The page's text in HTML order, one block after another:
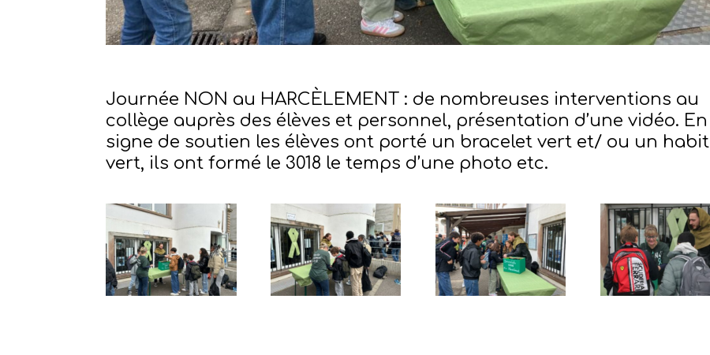
Journée NON au HARCÈLEMENT : de nombreuses interventions au
collège auprès des élèves et personnel, présentation d’une vidéo. En
signe de soutien les élèves ont porté un bracelet vert et/ ou un habit
vert, ils ont formé le 3018 le temps d’une photo etc.